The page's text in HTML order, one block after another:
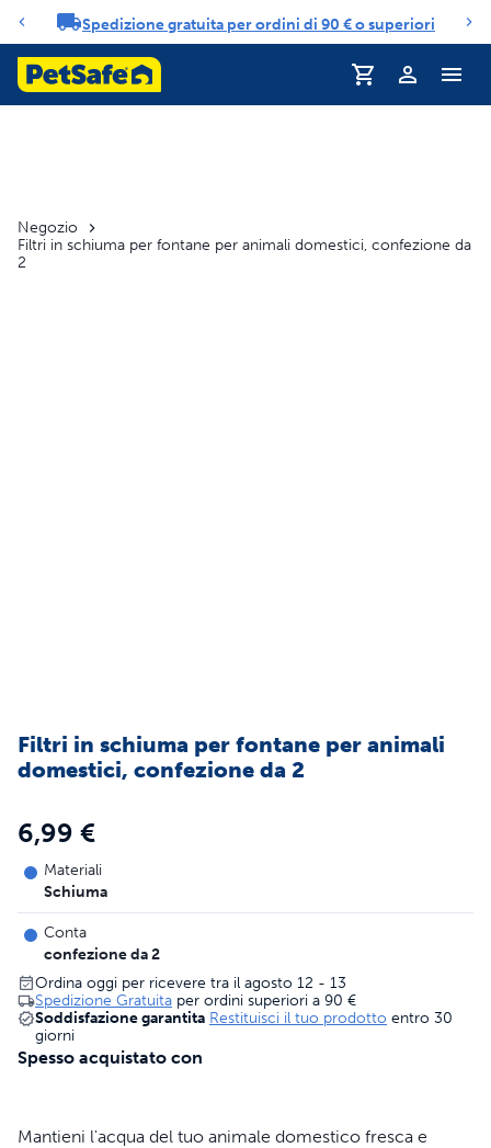
Carosello di notificheSpedizione gratuita per ordini di 90 € o superiori
Profilo
Negozio
Filtri in schiuma per fontane per animali domestici, confezione da
2
Filtri in schiuma per fontane per animali
domestici, confezione da 2
6,99 €
Materiali
Schiuma
Conta
confezione da 2
Ordina oggi per ricevere tra il agosto 12 - 13
Spedizione Gratuita per ordini superiori a 90 €
Soddisfazione garantita Restituisci il tuo prodotto entro 30
giorni
Spesso acquistato con
Mantieni l'acqua del tuo animale domestico fresca e